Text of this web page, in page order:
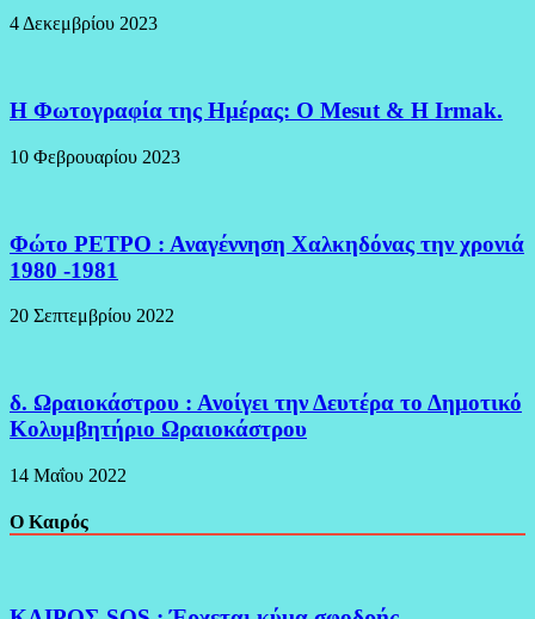
4 Δεκεμβρίου 2023
H Φωτογραφία της Ημέρας: O Mesut & Η Irmak.
10 Φεβρουαρίου 2023
Φώτο ΡΕΤΡΟ : Αναγέννηση Χαλκηδόνας την χρονιά
1980 -1981
20 Σεπτεμβρίου 2022
δ. Ωραιοκάστρου : Ανοίγει την Δευτέρα το Δημοτικό
Κολυμβητήριο Ωραιοκάστρου
14 Μαΐου 2022
Ο Καιρός